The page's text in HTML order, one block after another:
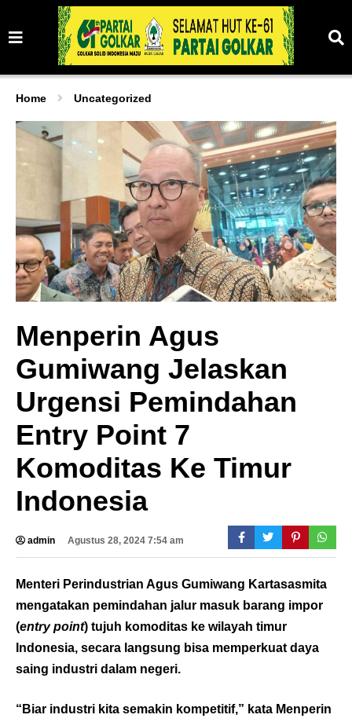
Home Uncategorized
Menperin Agus
Gumiwang Jelaskan
Urgensi Pemindahan
Entry Point 7
Komoditas Ke Timur
Indonesia
admin Agustus 28, 2024 7:54 am
Menteri Perindustrian Agus Gumiwang Kartasasmita
mengatakan pemindahan jalur masuk barang impor
(entry point) tujuh komoditas ke wilayah timur
Indonesia, secara langsung bisa memperkuat daya
saing industri dalam negeri.
“Biar industri kita semakin kompetitif,” kata Menperin